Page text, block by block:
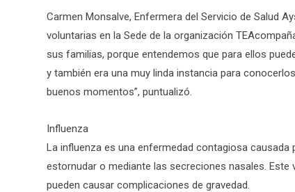
Carmen Monsalve, Enfermera del Servicio de Salud
voluntarias en la Sede de la organización
sus familias, porque entendemos que para ellos
y también era una muy linda instancia para
buenos momentos”, puntualizó.
Influenza
La influenza es una enfermedad contagiosa
estornudar o mediante las secreciones nasales.
pueden causar complicaciones de gravedad.